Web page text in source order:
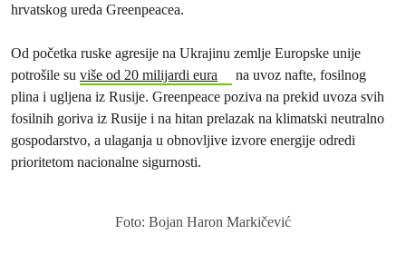
hrvatskog ureda Greenpeacea.
Od početka ruske agresije na Ukrajinu zemlje Europske unije
potrošile su više od 20 milijardi eura
na uvoz nafte, fosilnog
plina i ugljena iz Rusije. Greenpeace poziva na prekid uvoza svih
fosilnih goriva iz Rusije i na hitan prelazak na klimatski neutralno
gospodarstvo, a ulaganja u obnovljive izvore energije odredi
prioritetom nacionalne sigurnosti.
Foto: Bojan Haron Markičević